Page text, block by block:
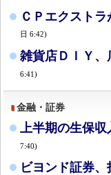
ＣＰエクスト
日 6:42)
雑貨店ＤＩＹ
6:41)
金融・証券
上半期の生保
7:40)
ビヨンド証券